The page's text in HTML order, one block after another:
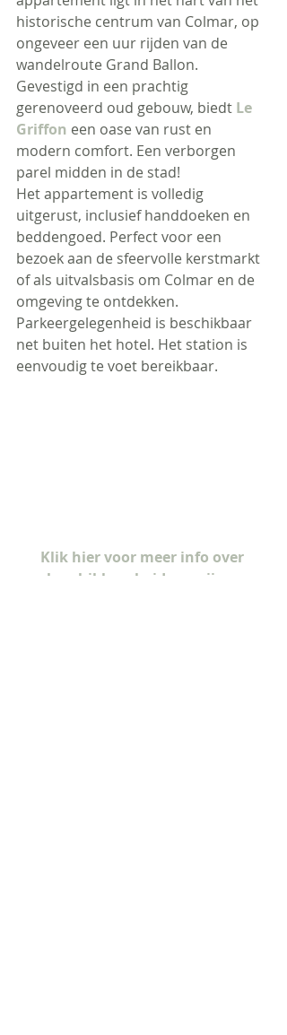
historische centrum van Colmar, op
ongeveer een uur rijden van de
wandelroute Grand Ballon.
Gevestigd in een prachtig
gerenoveerd oud gebouw, biedt Le
Griffon een oase van rust en
modern comfort. Een verborgen
parel midden in de stad!
Het appartement is volledig
uitgerust, inclusief handdoeken en
beddengoed. Perfect voor een
bezoek aan de sfeervolle kerstmarkt
of als uitvalsbasis om Colmar en de
omgeving te ontdekken.
Parkeergelegenheid is beschikbaar
net buiten het hotel. Het station is
eenvoudig te voet bereikbaar.
Klik hier voor meer info over
beschikbaarheid en prijzen